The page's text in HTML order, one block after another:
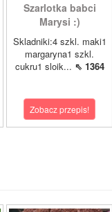
Szarlotka babci
Marysi :)
Skladniki:4 szkl. maki1
margaryna1 szkl.
cukru1 sloik... ⇖ 1364
Zobacz przepis!